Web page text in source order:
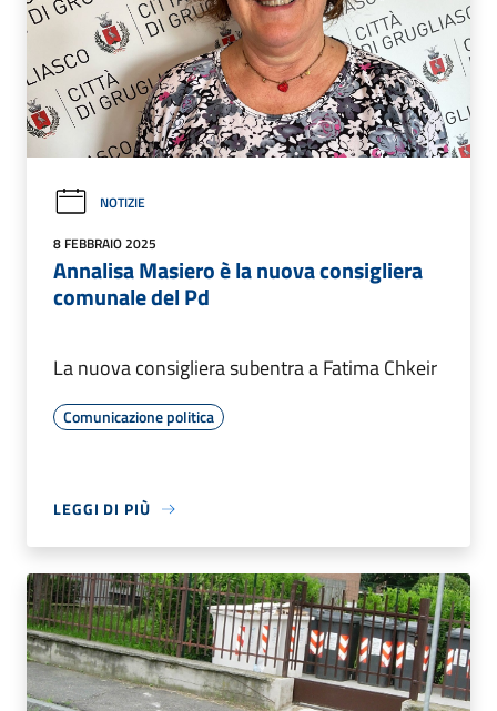
NOTIZIE
8 FEBBRAIO 2025
Annalisa Masiero è la nuova consigliera
comunale del Pd
La nuova consigliera subentra a Fatima Chkeir
Comunicazione politica
LEGGI DI PIÙ